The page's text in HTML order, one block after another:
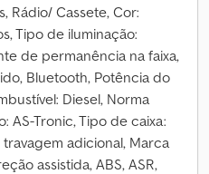
Rádio/ Cassete, Cor:
Tipo de iluminação:
de permanência na faixa,
Bluetooth, Potência do
Diesel, Norma
AS-Tronic, Tipo de caixa:
travagem adicional, Marca
assistida, ABS, ASR,